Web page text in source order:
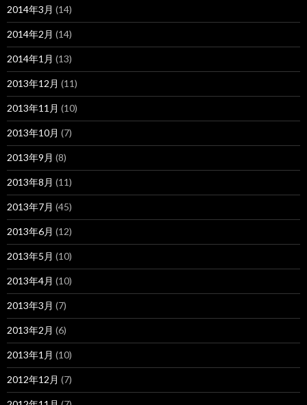
2014年3月 (14)
2014年2月 (14)
2014年1月 (13)
2013年12月 (11)
2013年11月 (10)
2013年10月 (7)
2013年9月 (8)
2013年8月 (11)
2013年7月 (45)
2013年6月 (12)
2013年5月 (10)
2013年4月 (10)
2013年3月 (7)
2013年2月 (6)
2013年1月 (10)
2012年12月 (7)